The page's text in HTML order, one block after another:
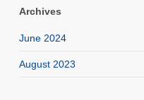
Archives
June 2024
August 2023